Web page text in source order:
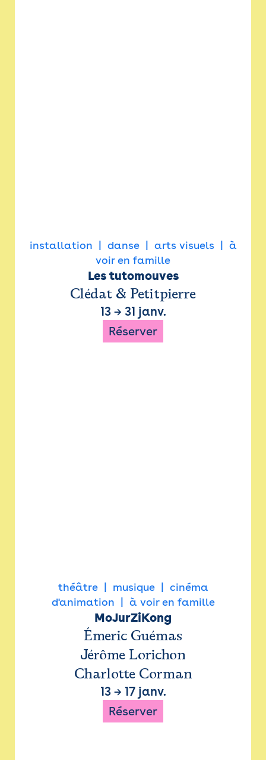
installation danse arts visuels
à
voir en famille
Les tutomouves
Clédat & Petitpierre
13→ 31 janv.
Réserver
théâtre musique
cinéma
d'animation
à voir en famille
MoJurZiKong
Émeric Guémas
Jérôme Lorichon
Charlotte Corman
13→ 17 janv.
Réserver